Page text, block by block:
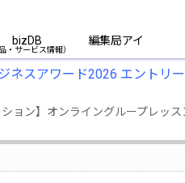
bizDB 編集局アイ
ジネスアワード2026 エントリ
ション】オンライングループレッ